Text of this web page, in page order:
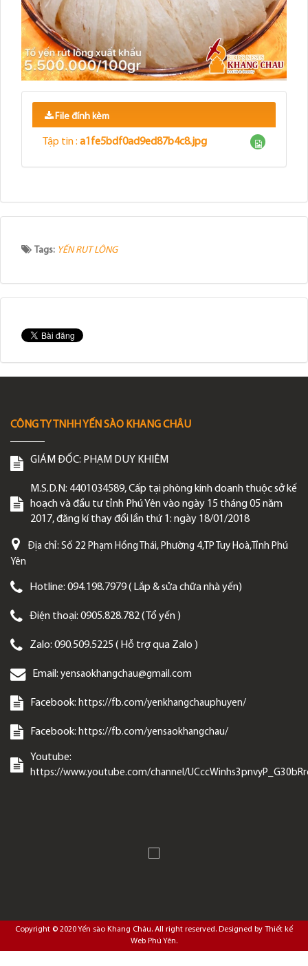
File đính kèm
Tập tin : a1fe5bdf0ad9ed87b4c8.jpg
Tags: YẾN RUT LÔNG
CÔNG TY TNHH YẾN SÀO KHANG CHÂU
GIÁM ĐỐC: PHẠM DUY KHIÊM
M.S.D.N: 4401034589, Cấp tại phòng kinh doanh thuộc sở kế
hoạch và đầu tư tỉnh Phú Yên vào ngày 15 tháng 05 năm
2017, đăng kí thay đổi lần thứ 1: ngày 18/01/2018
Địa chỉ: Số 22 Phạm Hồng Thái, Phường 4,TP Tuy Hoà,Tỉnh Phú
Yên
Hotline: 094.198.7979 ( Lắp & sửa chữa nhà yến)
Điện thoại: 0905.828.782 ( Tổ yến )
Zalo: 090.509.5225 ( Hỗ trợ qua Zalo )
Email: yensaokhangchau@gmail.com
Facebook: https://fb.com/yenkhangchauphuyen/
Facebook: https://fb.com/yensaokhangchau/
Youtube:
https://www.youtube.com/channel/
Copyright © 2020Yến sào Khang Châu. All right reserved. Designed by Thiết kế
Web Phú Yên.